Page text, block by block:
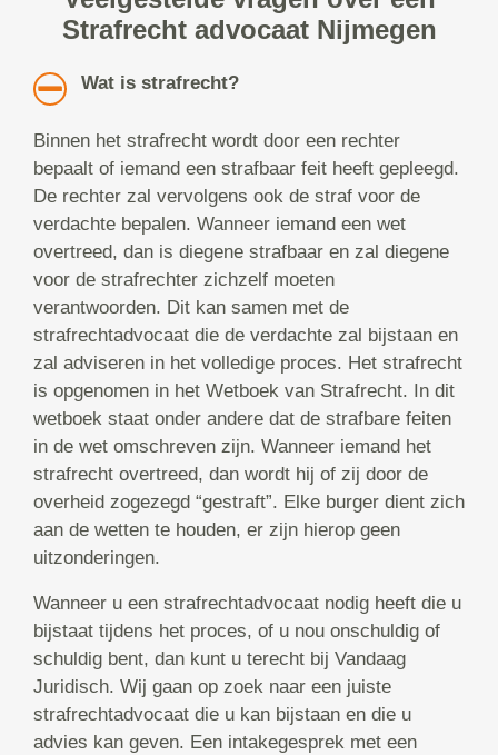
Strafrecht advocaat Nijmegen
Wat is strafrecht?
Binnen het strafrecht wordt door een rechter
bepaalt of iemand een strafbaar feit heeft gepleegd.
De rechter zal vervolgens ook de straf voor de
verdachte bepalen. Wanneer iemand een wet
overtreed, dan is diegene strafbaar en zal diegene
voor de strafrechter zichzelf moeten
verantwoorden. Dit kan samen met de
strafrechtadvocaat die de verdachte zal bijstaan en
zal adviseren in het volledige proces. Het strafrecht
is opgenomen in het Wetboek van Strafrecht. In dit
wetboek staat onder andere dat de strafbare feiten
in de wet omschreven zijn. Wanneer iemand het
strafrecht overtreed, dan wordt hij of zij door de
overheid zogezegd “gestraft”. Elke burger dient zich
aan de wetten te houden, er zijn hierop geen
uitzonderingen.
Wanneer u een strafrechtadvocaat nodig heeft die u
bijstaat tijdens het proces, of u nou onschuldig of
schuldig bent, dan kunt u terecht bij Vandaag
Juridisch. Wij gaan op zoek naar een juiste
strafrechtadvocaat die u kan bijstaan en die u
advies kan geven. Een intakegesprek met een